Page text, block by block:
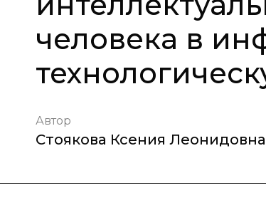
человека в
Автор
Стоякова Ксения Леонидовна